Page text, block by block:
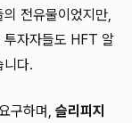
전유물이었지만,
투자자들도 HFT 알
니다.
구하며, 슬리피지